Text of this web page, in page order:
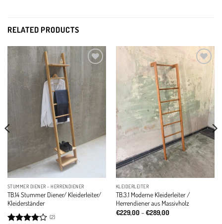
RELATED PRODUCTS
wishlist
STUMMER DIENER - HERRENDIENER
TB.14 Stummer Diener/ Kleiderleiter/
Kleiderständer
(2)
wishlist
KLEIDERLEITER
TB.3.1 Moderne Kleiderleiter /
Herrendiener aus Massivholz
€229,00 –€289,00Price